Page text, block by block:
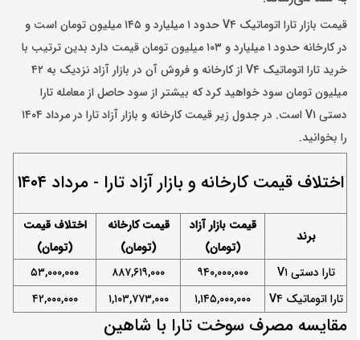
قیمت بازار تارا اتوماتیک V۴ حدود میلیارد و ۱۴۵ میلیون تومان است و
در کارخانه حدود
میلیون تومان قیمت دارد بدین ترتیب با
خرید تارا اتوماتیک V۴ از کارخانه و فروش آن در بازار آزاد نزدیک به ۴۲
میلیون تومان سود خواهید کرد که بیشتر از سود حاصل از معامله تارا
دستی V
. در جدول زیر قیمت کارخانه و بازار آزاد تارا در مرداد ۱۴۰۴
را بخوانید.
اختلاف قیمت کارخانه و بازار آزاد تارا - مرداد ۱۴۰۴
برند
قیمت بازار آزاد
(تومان)
قیمت کارخانه
(تومان)
اختلاف قیمت
(تومان)
تارا دستی V۱ ۹۴۰,۰۰۰,۰۰۰ ۸۸۷,۶۱۹,۰۰۰ ۵۳,۰۰۰,۰۰۰
تارا اتوماتیک V۴
۱,۱۴۵,۰۰۰,۰۰۰ ۱,۱۰۳,۷۷۳,۰۰۰ ۴۲,۰۰۰,۰۰۰
مقایسه مصرف سوخت تارا با شاهین